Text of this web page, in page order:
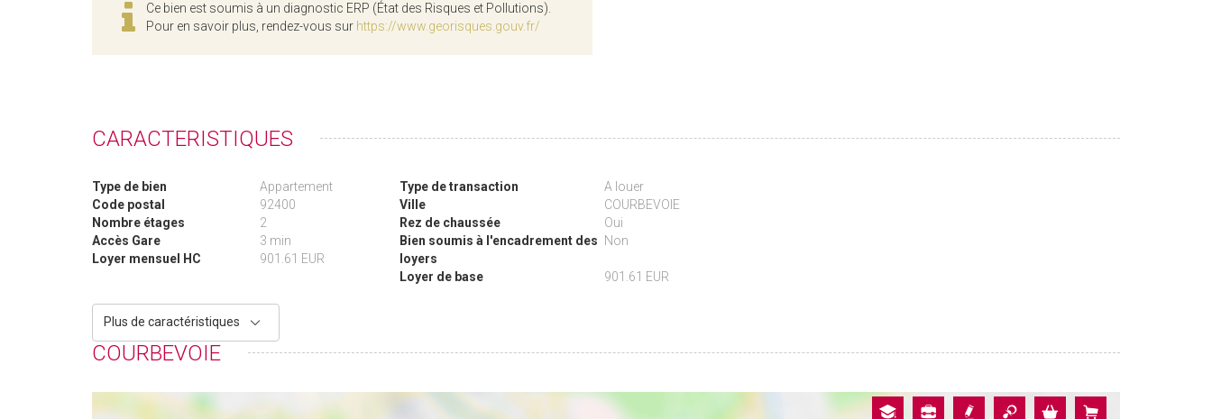
Ce bien est soumis à un diagnostic ERP (État des Risques et Pollutions).
Pour en savoir plus, rendez-vous sur https://www.georisques.gouv.fr/
CARACTERISTIQUES
Type de bien
Appartement
Code postal
92400
Nombre étages
2
Accès Gare
3 min
Loyer mensuel HC
901.61 EUR
Type de transaction
A louer
Ville
COURBEVOIE
Rez de chaussée
Oui
Bien soumis à l'encadrement des
loyers
Non
Loyer de base 901.61 EUR
Plus de caractéristiques
COURBEVOIE